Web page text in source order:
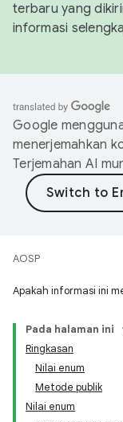
terbaru yang
informasi
Google
menerjemahkan
Terjemahan AI
AOSP
Apakah informasi ini
Pada halaman ini
Ringkasan
Nilai enum
Metode publik
Nilai enum